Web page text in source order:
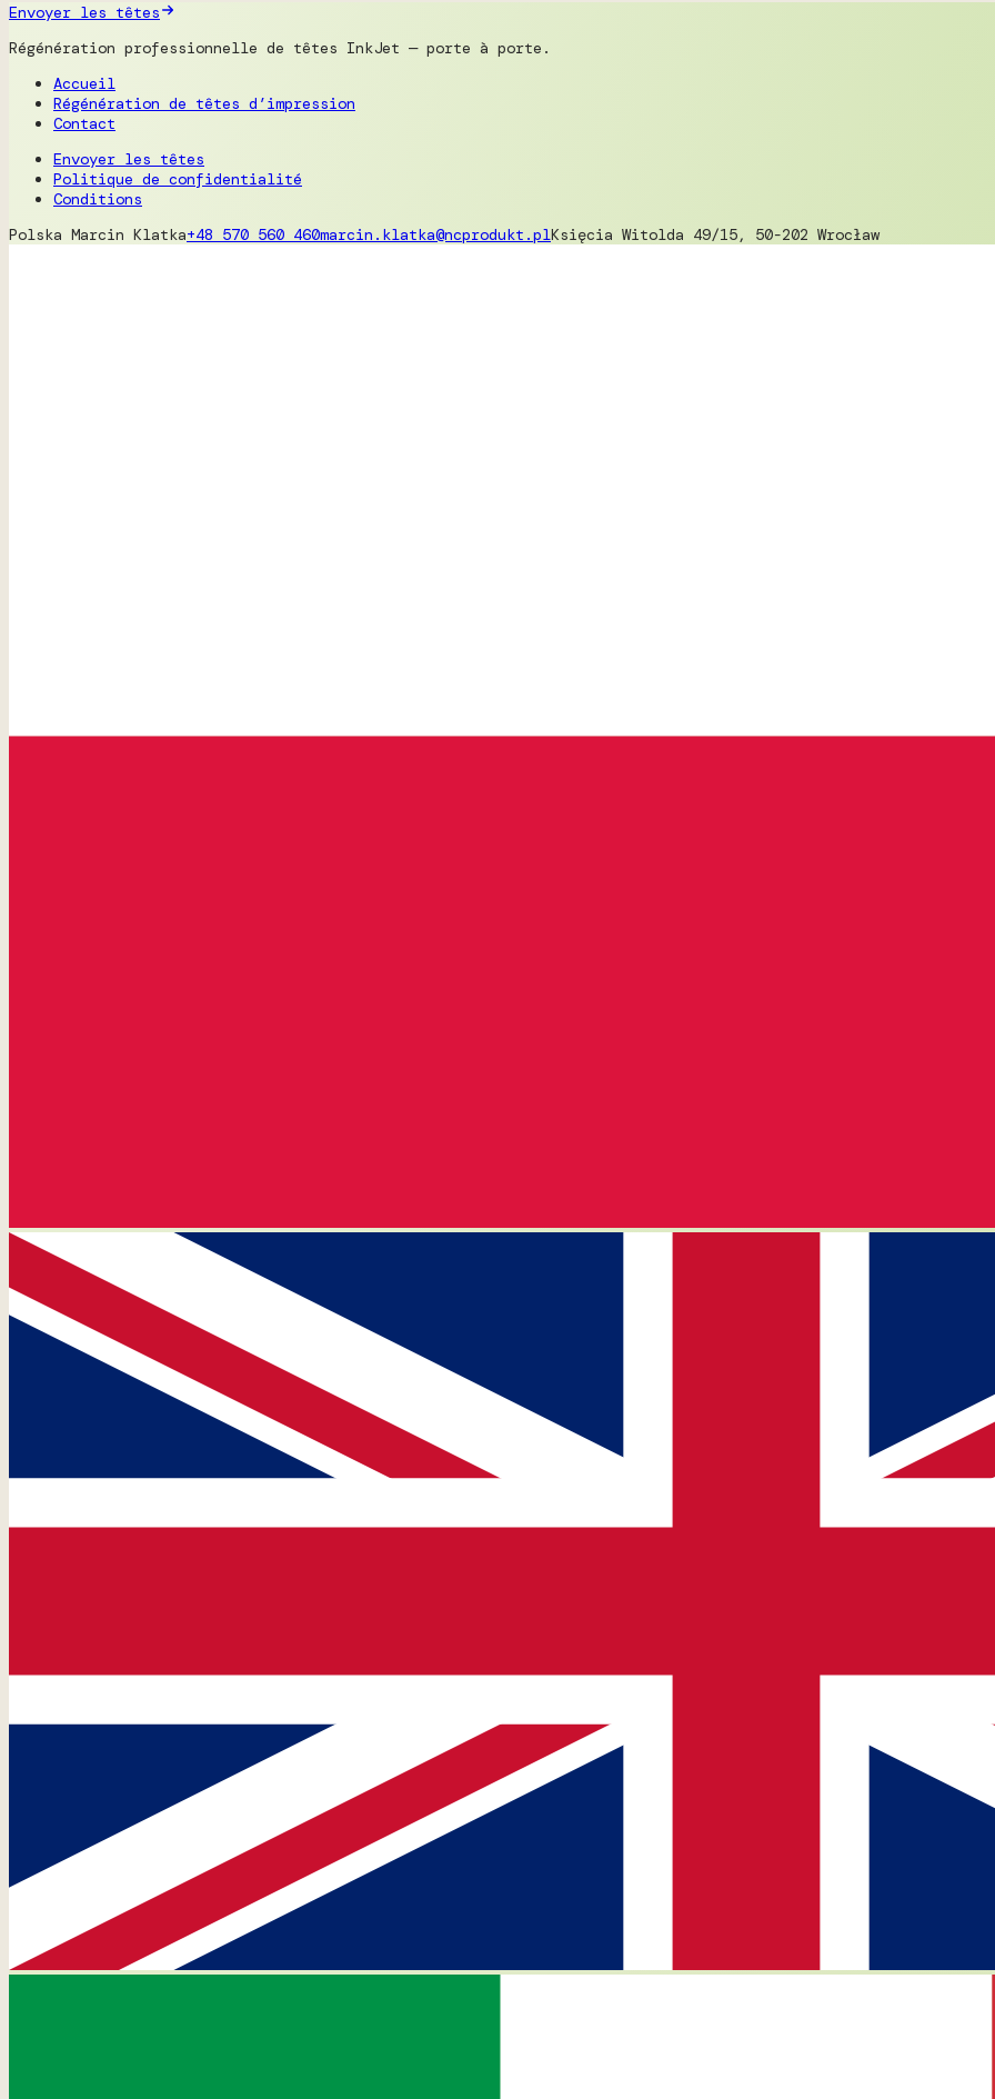
Envoyer les têtes
Régénération professionnelle de têtes InkJet — porte à porte.
Accueil
Régénération de têtes d’impression
Contact
Envoyer les têtes
Politique de confidentialité
Conditions
Polska Marcin Klatka+48 570 560 460marcin.klatka@ncprodukt.plKsięcia Witolda 49/15, 50-202 Wrocław